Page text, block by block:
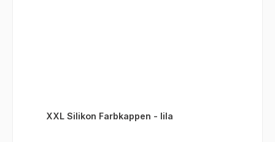
XXL Silikon Farbkappen - lila